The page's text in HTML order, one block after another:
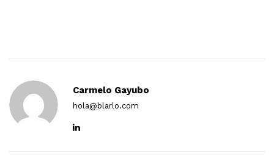
Carmelo Gayubo
hola@blarlo.com